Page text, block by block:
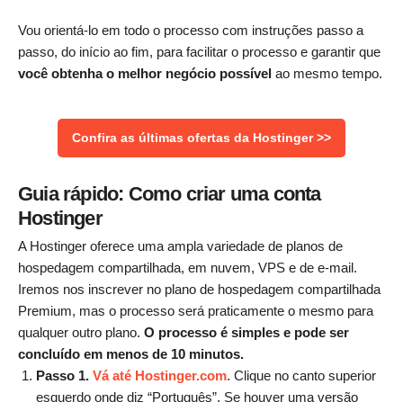
Vou orientá-lo em todo o processo com instruções passo a
passo, do início ao fim, para facilitar o processo e garantir que
você obtenha o melhor negócio possível ao mesmo tempo.
Confira as últimas ofertas da Hostinger >>
Guia rápido: Como criar uma conta
Hostinger
A Hostinger oferece uma ampla variedade de planos de
hospedagem compartilhada, em nuvem, VPS e de e-mail.
Iremos nos inscrever no plano de hospedagem compartilhada
Premium, mas o processo será praticamente o mesmo para
qualquer outro plano. O processo é simples e pode ser
concluído em menos de 10 minutos.
Passo 1. Vá até Hostinger.com. Clique no canto superior
esquerdo onde diz “Português”. Se houver uma versão